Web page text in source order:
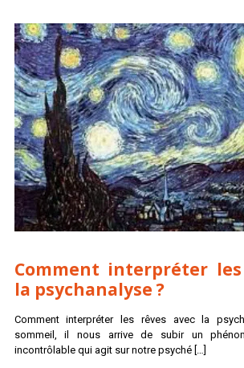
Comment interpréter
la psychanalyse ?
Comment interpréter les rêves avec la
sommeil, il nous arrive de subir un
incontrôlable qui agit sur notre psyché[…]